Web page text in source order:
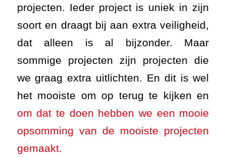
projecten. Ieder project is uniek in zijn
soort en draagt bij aan extra veiligheid,
dat alleen is al bijzonder. Maar
sommige projecten zijn projecten die
we graag extra uitlichten. En dit is wel
het mooiste om op terug te kijken en
om dat te doen hebben we een mooie
opsomming van de mooiste projecten
gemaakt.